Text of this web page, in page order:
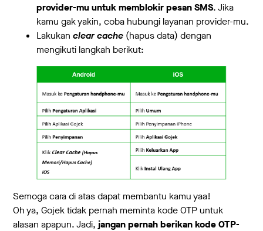
provider-mu untuk memblokir pesan SMS. Jika
kamu gak yakin, coba hubungi layanan provider-mu.
Lakukanclear cache (hapus data) dengan
mengikuti langkah berikut:
Semoga cara di atas dapat membantu kamu yaa!
Oh ya, Gojek tidak pernah meminta kode OTP untuk
alasan apapun. Jadi, jangan pernah berikan kode OTP-